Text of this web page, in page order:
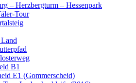
– Herzbergturm – Hessenpark
Tour
B1
E1 (Gommerscheid)